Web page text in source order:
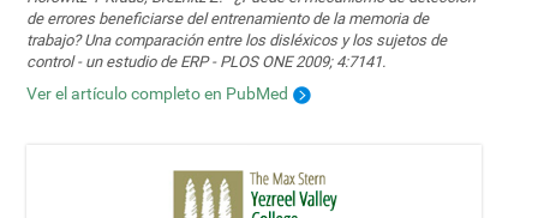
de errores beneficiarse del entrenamiento de la memoria de
trabajo? Una comparación entre los disléxicos y los sujetos de
control - un estudio de ERP - PLOS ONE 2009; 4:7141.
Ver el artículo completo en PubMed